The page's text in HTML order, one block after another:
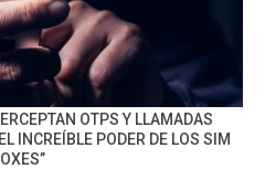
OTPS Y LLAMADAS
INCREÍBLE PODER DE LOS SIM